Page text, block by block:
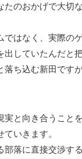
たのおかげで大切
ではなく、実際の
出していたんだと
落ち込む新田です
実と向き合うこと
いきます。
部落に直接交渉す